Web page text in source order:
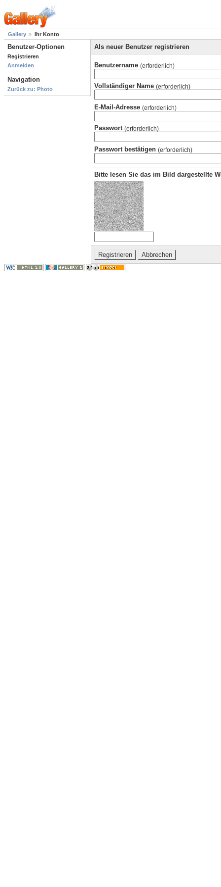
Gallery Ihr Konto
Benutzer-Optionen
Registrieren
Anmelden
Navigation
Zurück zu: Photo
Als neuer Benutzer registrieren
Benutzername (erforderlich)
Vollständiger Name (erforderlich)
E-Mail-Adresse (erforderlich)
Passwort (erforderlich)
Passwort bestätigen (erforderlich)
Bitte lesen Sie das im Bild dargestellte